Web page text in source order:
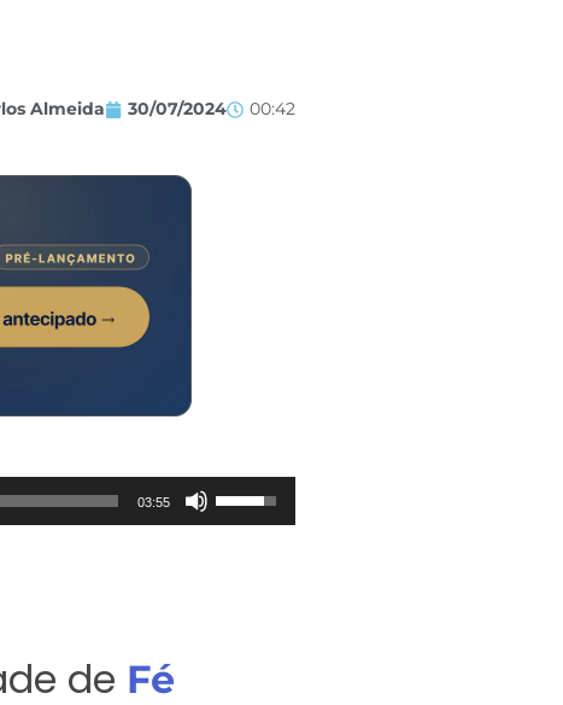
Almeida 30/07/2024 00:42
03:55
Use
as
de Fé